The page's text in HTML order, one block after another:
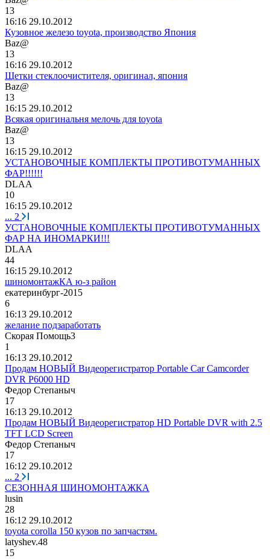
13
16:16 29.10.2012
Кузовное железо toyota, производство Япония
Baz@
13
16:16 29.10.2012
Щетки стеклоочистителя, оригинал, япония
Baz@
13
16:15 29.10.2012
Всякая оригинальня мелочь для toyota
Baz@
13
16:15 29.10.2012
УСТАНОВОЧНЫЕ КОМПЛЕКТЫ ПРОТИВОТУМАННЫХ
ФАР!!!!!!
DLAA
10
16:15 29.10.2012
... 2
УСТАНОВОЧНЫЕ КОМПЛЕКТЫ ПРОТИВОТУМАННЫХ
ФАР НА ИНОМАРКИ!!!
DLAA
44
16:15 29.10.2012
шиномонтажКА ю-з район
екатеринбург-2015
6
16:13 29.10.2012
желание подзаработать
Скорая Помощь3
1
16:13 29.10.2012
Продам НОВЫЙ Видеорегистратор Portable Car Camcorder
DVR P6000 HD
Федор Степаныч
17
16:13 29.10.2012
Продам НОВЫЙ Видеорегистратор HD Portable DVR with 2.5
TFT LCD Screen
Федор Степаныч
17
16:12 29.10.2012
... 2
СЕЗОННАЯ ШИНОМОНТАЖКА
lusin
28
16:12 29.10.2012
toyota corolla 150 кузов по запчастям.
latyshev.48
15